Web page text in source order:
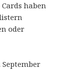
haben
oder